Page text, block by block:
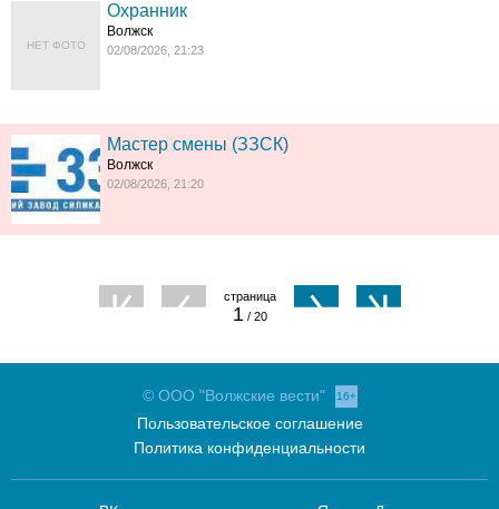
НЕТ ФОТО
Охранник
Волжск
02/08/2026, 21:23
Мастер смены (ЗЗСК)
Волжск
02/08/2026, 21:20
1 / 20
© ООО "Волжские вести" 16+
Пользовательское соглашение
Политика конфиденциальности